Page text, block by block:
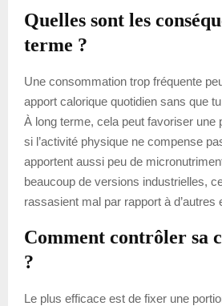
Quelles sont les
terme ?
Une consommation trop fréquente
apport calorique quotidien sans que
À long terme, cela peut favoriser une
si l’activité physique ne compense
apportent aussi peu de
beaucoup de versions industrielles,
rassasient mal par rapport à
Comment contrôler sa
?
Le plus efficace est de fixer une